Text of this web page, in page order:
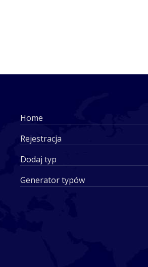
Home
Rejestracja
Dodaj typ
Generator typów